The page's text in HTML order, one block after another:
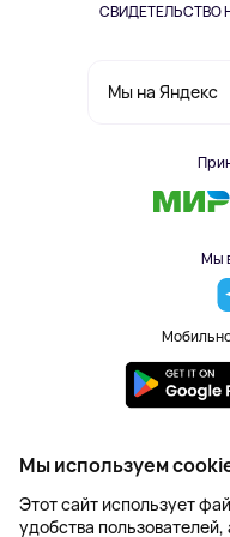
СВИДЕТЕЛЬСТВО
Мы на Яндекс
Мы
2023-2026 ©
Правила
Мы используем
Этот сайт использует
удобства